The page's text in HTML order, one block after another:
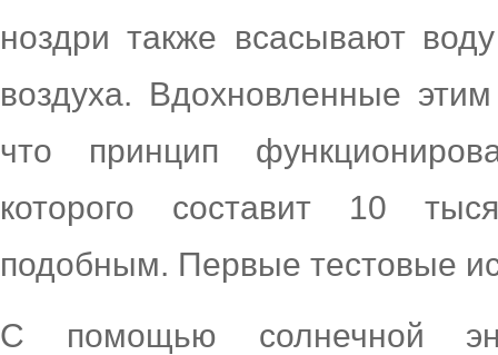
ноздри также всасывают
воздуха. Вдохновленные
что принцип
которого составит 10
подобным. Первые тестовые
С помощью солнечной